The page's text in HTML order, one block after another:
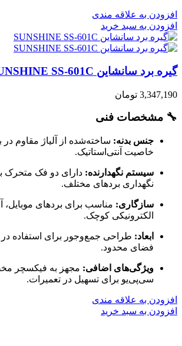
افزودن به علاقه مندی
افزودن به سبد خرید
گیره برد سانشاین SUNSHINE SS-601C
3,347,190 تومان
🔧 مشخصات فنی
جنس بدنه: ساخته‌شده از آلیاژ مقاوم در
خاصیت آنتی‌استاتیک.
سیستم نگهدارنده: دارای دو فک متحرک
نگهداری بردهای مختلف.
سازگاری: مناسب برای بردهای
الکترونیکی کوچک.
ابعاد: طراحی جمع‌وجور برای استفاده
فضای محدود.
ویژگی‌های اضافی: مجهز به فیکسچر
سی‌پی‌یو برای تسهیل در تعمیرات.
افزودن به علاقه مندی
افزودن به سبد خرید